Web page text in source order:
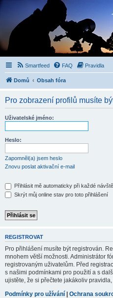
Smartfeed FAQ Pravidla
Domů Obsah fóra
Pro zobrazení profilů musíte
Uživatelské jméno:
Heslo:
Zapomněl(a) jsem heslo
Znovu poslat aktivační e-mail
Přihlásit mě automaticky při každé
Skrýt můj online stav pro toto přihlášení
REGISTROVAT
Pro přihlášení musíte být registrován.
mnohem větší možnosti. Administrátor
registrovaným uživatelům. Před
s našimi podmínkami pro použití a s
ujistěte, že si přečtete jakákoliv
Podmínky pro užívání | Ochrana